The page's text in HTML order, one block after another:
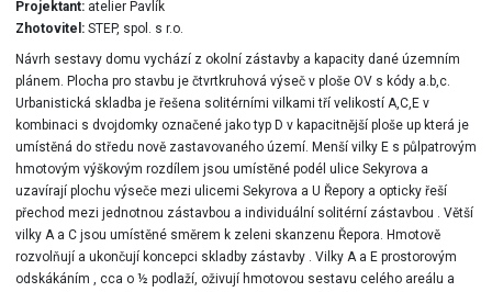
Projektant:atelier Pavlík
Zhotovitel:STEP, spol. s r.o.
Návrh sestavy domu vychází z okolní zástavby a kapacity dané územním
plánem. Plocha pro stavbu je čtvrtkruhová výseč v ploše OV s kódy a.b,c.
Urbanistická skladba je řešena solitérními vilkami tří velikostí A,C,E v
kombinaci s dvojdomky označené jako typ D v kapacitnější ploše up která je
umístěná do středu nově zastavovaného území. Menší vilky E s půlpatrovým
hmotovým výškovým rozdílem jsou umístěné podél ulice Sekyrova a
uzavírají plochu výseče mezi ulicemi Sekyrova a U Řepory a opticky řeší
přechod mezi jednotnou zástavbou a individuální solitérní zástavbou . Větší
vilky A a C jsou umístěné směrem k zeleni skanzenu Řepora. Hmotově
rozvolňují a ukončují koncepci skladby zástavby . Vilky A a E prostorovým
odskákáním , cca o ½ podlaží, oživují hmotovou sestavu celého areálu a